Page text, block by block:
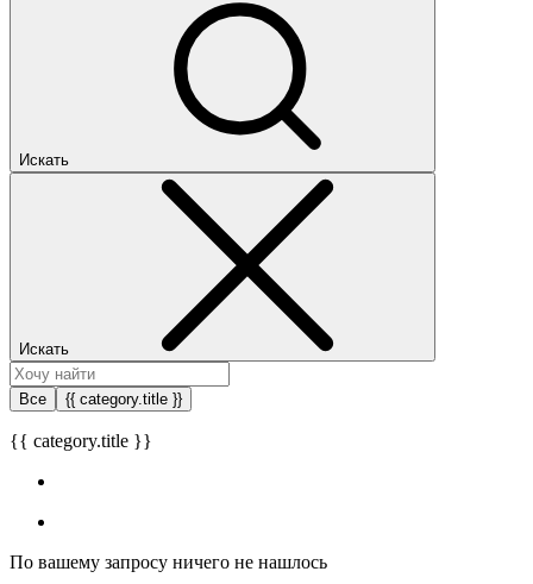
Искать
Искать
Все {{ category.title }}
{{ category.title }}
По вашему запросу ничего не нашлось